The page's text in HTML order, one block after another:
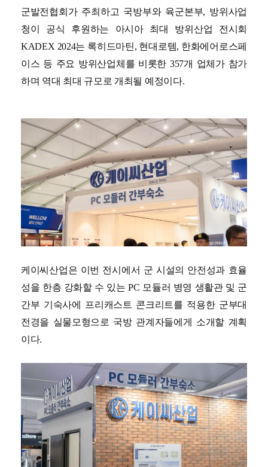
군발전협회가 주최하고 국방부와 육군본부, 방위사업
청이 공식 후원하는 아시아 최대 방위산업 전시회
KADEX 2024는 록히드마틴, 현대로템, 한화에어로스페
이스 등 주요 방위산업체를 비롯한 357개 업체가 참가
하며 역대 최대 규모로 개최될 예정이다.
케이씨산업은 이번 전시에서 군 시설의 안전성과 효율
성을 한층 강화할 수 있는 PC 모듈러 병영 생활관 및 군
간부 기숙사에 프리캐스트 콘크리트를 적용한 군부대
전경을 실물모형으로 국방 관계자들에게 소개할 계획
이다.